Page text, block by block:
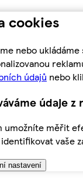
cookies
nebo
údajů nebo
údaje
umožníte měřit
vaše
nastavení